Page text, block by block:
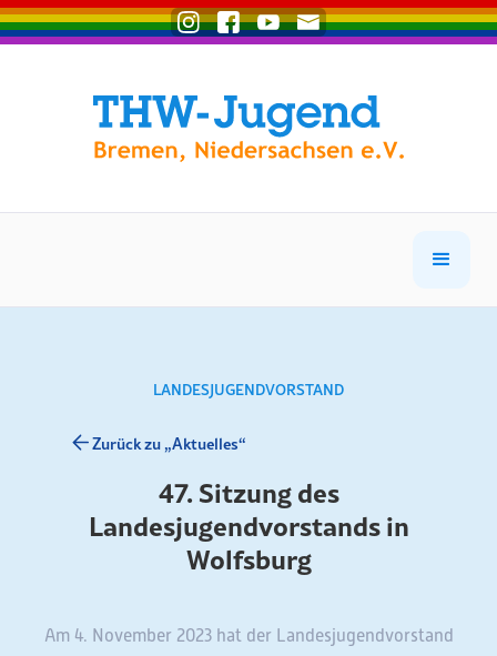
LANDESJUGENDVORSTAND
47. Sitzung des
Landesjugendvorstands in
Wolfsburg
Am 4. November 2023 hat der Landesjugendvorstand
Zurück zu „Aktuelles“